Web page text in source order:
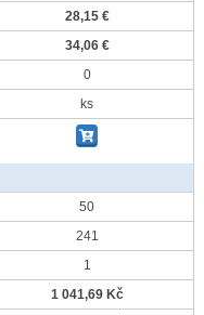
28,15 €
34,06 €
0
ks
50
241
1
1 041,69 Kč